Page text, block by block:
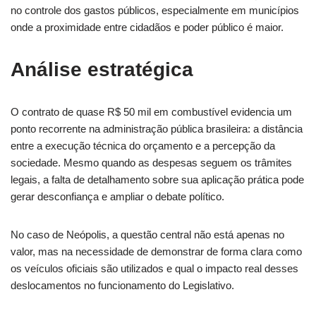
no controle dos gastos públicos, especialmente em municípios
onde a proximidade entre cidadãos e poder público é maior.
Análise estratégica
O contrato de quase R$ 50 mil em combustível evidencia um
ponto recorrente na administração pública brasileira: a distância
entre a execução técnica do orçamento e a percepção da
sociedade. Mesmo quando as despesas seguem os trâmites
legais, a falta de detalhamento sobre sua aplicação prática pode
gerar desconfiança e ampliar o debate político.
No caso de Neópolis, a questão central não está apenas no
valor, mas na necessidade de demonstrar de forma clara como
os veículos oficiais são utilizados e qual o impacto real desses
deslocamentos no funcionamento do Legislativo.